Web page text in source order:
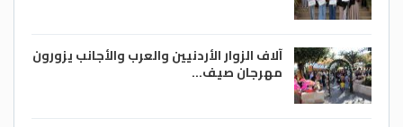
آلاف الزوار الأردنيين والعرب والأجانب يزورون
مهرجان صيف…